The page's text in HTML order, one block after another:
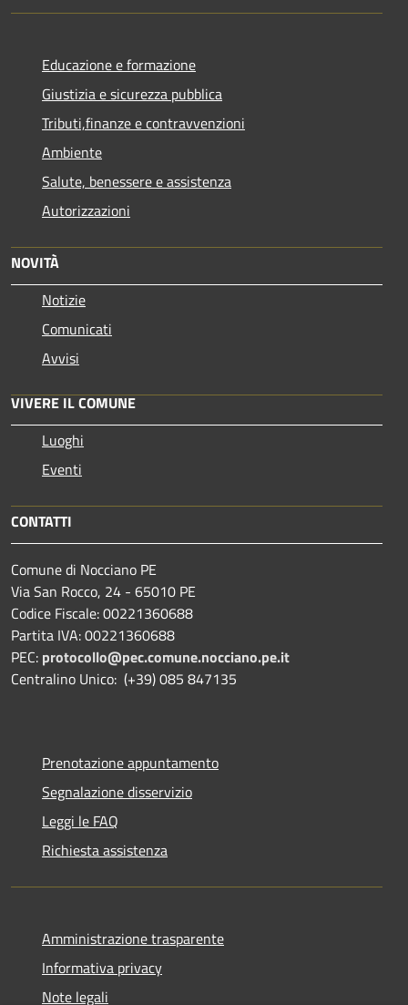
Educazione e formazione
Giustizia e sicurezza pubblica
Tributi,finanze e contravvenzioni
Ambiente
Salute, benessere e assistenza
Autorizzazioni
NOVITÀ
Notizie
Comunicati
Avvisi
VIVERE IL COMUNE
Luoghi
Eventi
CONTATTI
Comune di Nocciano PE
Via San Rocco, 24 - 65010 PE
Codice Fiscale: 00221360688
Partita IVA: 00221360688
PEC: protocollo@pec.comune.nocciano.pe.it
Centralino Unico: (+39) 085 847135
Prenotazione appuntamento
Segnalazione disservizio
Leggi le FAQ
Richiesta assistenza
Amministrazione trasparente
Informativa privacy
Note legali